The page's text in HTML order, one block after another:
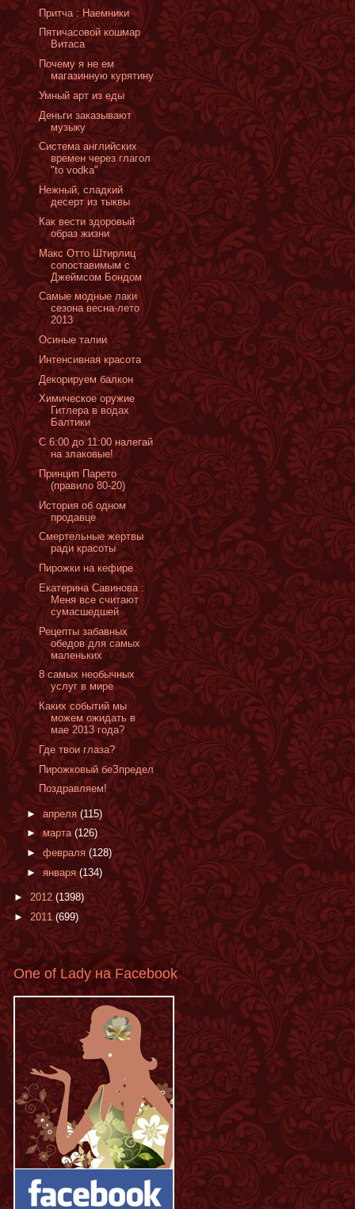
Притча : Наемники
Пятичасовой кошмар
Витаса
Почему я не ем
магазинную курятину
Умный арт из еды
Деньги заказывают
музыку
Система английских
времен через глагол
"to vodka"
Нежный, сладкий
десерт из тыквы
Как вести здоровый
образ жизни
Макс Отто Штирлиц
сопоставимым с
Джеймсом Бондом
Самые модные лаки
сезона весна-лето
2013
Oсиные талии
Интенсивная красота
Декорируем балкон
Химическое оружие
Гитлера в водах
Балтики
С 6:00 до 11:00 налегай
на злаковые!
Принцип Парето
(правило 80-20)
История об одном
продавце
Смертельные жертвы
ради красоты
Пирожки на кефире
Екатерина Савинова :
Меня все считают
сумасшедшей
Рецепты забавных
обедов для самых
маленьких
8 самых необычных
услуг в мире
Каких событий мы
можем ожидать в
мае 2013 года?
Где твои глаза?
Пирожковый беЗпредел
Поздравляем!
► апреля(115)
►марта (126)
► февраля(128)
► января(134)
► 2012 (1398)
► 2011 (699)
One of Lady на Facebook